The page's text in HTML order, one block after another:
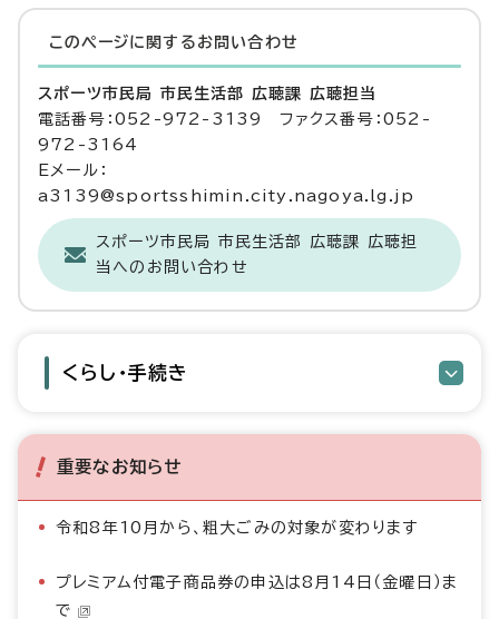
このページに関する お問い合わせ
スポーツ市民局 市民生活部 広聴課 広聴担当
電話番号：052-972-3139 ファクス番号：052-
972-3164
Eメール：
a3139@sportsshimin.city.nagoya.lg.jp
スポーツ市民局 市民生活部 広聴課 広聴担
当へのお問い合わせ
くらし・手続き
重要なお知らせ
令和8年10月から、粗大ごみの対象が変わります
プレミアム付電子商品券の申込は8月14日（金曜日）ま
で